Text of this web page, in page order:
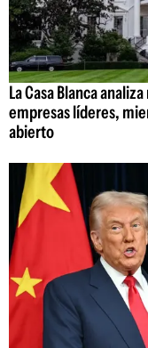
La Casa Blanca
empresas líderes,
abierto